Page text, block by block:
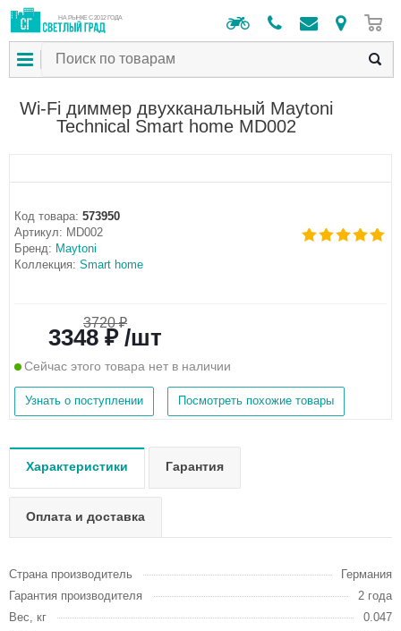
НА РЫНКЕ С 2012 ГОДА
Wi-Fi диммер двухканальный Maytoni
Technical Smart home MD002
Код товара: 573950
Артикул: MD002
Бренд: Maytoni
Коллекция: Smart home
3720 ₽
3348 ₽ /шт
Сейчас этого товара нет в наличии
Узнать о поступлении Посмотреть похожие товары
Характеристики Гарантия
Оплата и доставка
Страна производитель
Германия
Гарантия производителя
2 года
Вес, кг
0.047